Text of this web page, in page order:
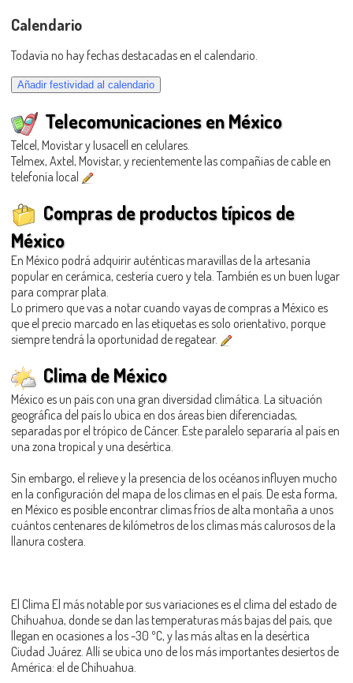
Calendario
Todavía no hay fechas destacadas en el calendario.
Telecomunicaciones en México
Telcel, Movistar y Iusacell en celulares.
Telmex, Axtel, Movistar, y recientemente las compañias de cable en
telefonía local
Compras de productos típicos de
México
En México podrá adquirir auténticas maravillas de la artesanía
popular en cerámica, cestería cuero y tela. También es un buen lugar
para comprar plata.
Lo primero que vas a notar cuando vayas de compras a México es
que el precio marcado en las etiquetas es solo orientativo, porque
siempre tendrá la oportunidad de regatear.
Clima de México
México es un país con una gran diversidad climática. La situación
geográfica del país lo ubica en dos áreas bien diferenciadas,
separadas por el trópico de Cáncer. Este paralelo separaría al país en
una zona tropical y una desértica.
Sin embargo, el relieve y la presencia de los océanos influyen mucho
en la configuración del mapa de los climas en el país. De esta forma,
en México es posible encontrar climas fríos de alta montaña a unos
cuántos centenares de kilómetros de los climas más calurosos de la
llanura costera.
El Clima El más notable por sus variaciones es el clima del estado de
Chihuahua, donde se dan las temperaturas más bajas del país, que
llegan en ocasiones a los -30 ºC, y las más altas en la desértica
Ciudad Juárez. Allí se ubica uno de los más importantes desiertos de
América: el de Chihuahua.